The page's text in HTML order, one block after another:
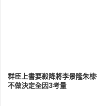
群臣上書要殺降將李景隆朱
不做決定全因3考量